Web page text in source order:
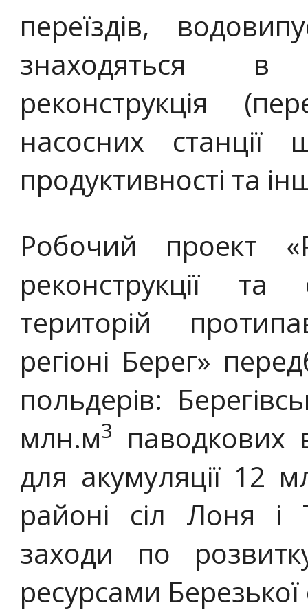
переїздів,
знаходяться в
реконструкція
насосних станції
продуктивності та
Робочий проект
реконструкції
територій
регіоні Берег»
польдерів:
млн.м3
паводкових
для акумуляції 12
районі сіл Лоня і
заходи по
ресурсами